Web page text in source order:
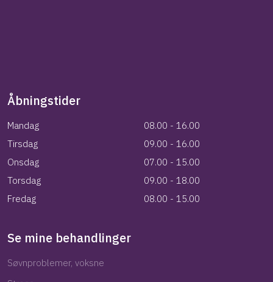
Åbningstider
Mandag​
08.00 - 16.00
Tirsdag​
09.00 - 16.00
​​​Onsdag​
07.00 - 15.00
​​​Torsdag​
09.00 - 18.00
Fredag​
08.00 - 15.00
Se mine behandlinger
Søvnproblemer, voksne​